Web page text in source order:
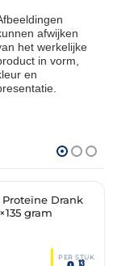
afwijken
het werkelijke
in vorm,
en
Proteïne Drank
gram
PER STUK
13